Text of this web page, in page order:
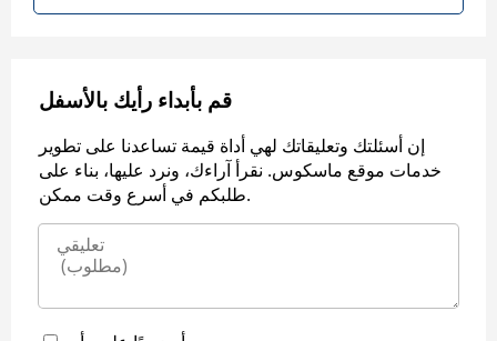
قم بأبداء رأيك بالأسفل
إن أسئلتك وتعليقاتك لهي أداة قيمة تساعدنا على تطوير
خدمات موقع ماسكوس. نقرأ آراءك، ونرد عليها، بناء على
طلبكم في أسرع وقت ممكن.